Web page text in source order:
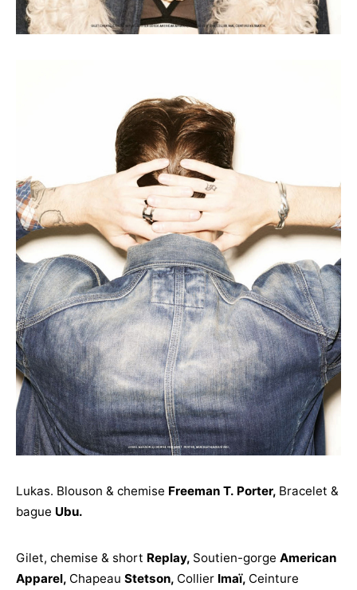
Lukas. Blouson & chemise Freeman T. Porter, Bracelet &
bague Ubu.
Gilet, chemise & short Replay, Soutien-gorge American
Apparel, Chapeau Stetson, Collier Imaï, Ceinture